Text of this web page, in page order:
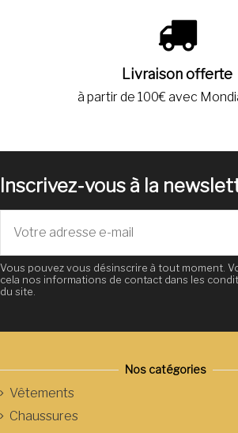
Livraison offerte
à partir de 100€ avec
Inscrivez-vous à la
Vous pouvez vous désinscrire à tout moment.
cela nos informations de contact dans les
du site.
Nos catégories
Vêtements
Chaussures